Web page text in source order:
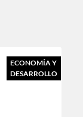
ECONOMÍA Y
DESARROLLO